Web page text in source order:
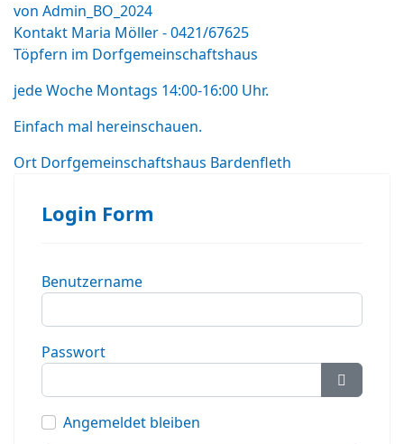
von Admin_BO_2024
Kontakt Maria Möller - 0421/67625
Töpfern im Dorfgemeinschaftshaus
jede Woche Montags 14:00-16:00 Uhr.
Einfach mal hereinschauen.
Ort Dorfgemeinschaftshaus Bardenfleth
Login Form
Benutzername
Passwort
Angemeldet bleiben